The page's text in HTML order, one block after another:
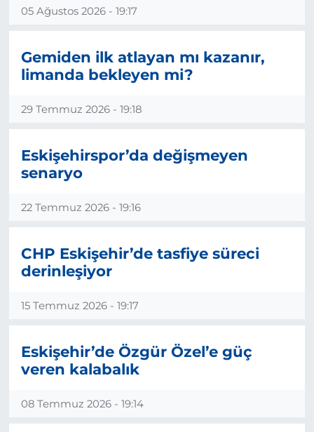
05 Ağustos 2026 - 19:17
Gemiden ilk atlayan mı kazanır,
limanda bekleyen mi?
29 Temmuz 2026 - 19:18
Eskişehirspor’da değişmeyen
senaryo
22 Temmuz 2026 - 19:16
CHP Eskişehir’de tasfiye süreci
derinleşiyor
15 Temmuz 2026 - 19:17
Eskişehir’de Özgür Özel’e güç
veren kalabalık
08 Temmuz 2026 - 19:14
YAŞAM
GÜNCEL
RESMİ İLAN